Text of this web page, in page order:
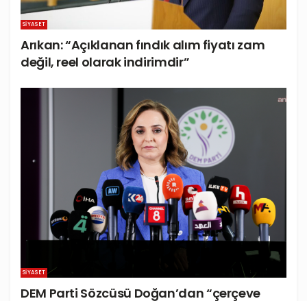
SIYASET
Arıkan: “Açıklanan fındık alım fiyatı zam
değil, reel olarak indirimdir”
SIYASET
DEM Parti Sözcüsü Doğan’dan “çerçeve